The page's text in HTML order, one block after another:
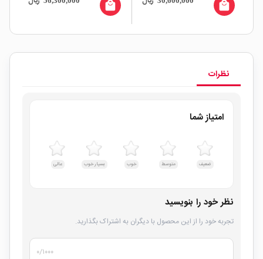
M7 دارای ورودی USB Type-Clocal_mall
local_mall
نظرات
امتیاز شما
ضعیف متوسط خوب بسیار خوب عالی
نظر خود را بنویسید
تجربه خود را از این محصول با دیگران به اشتراک بگذارید.
۰/۱۰۰۰